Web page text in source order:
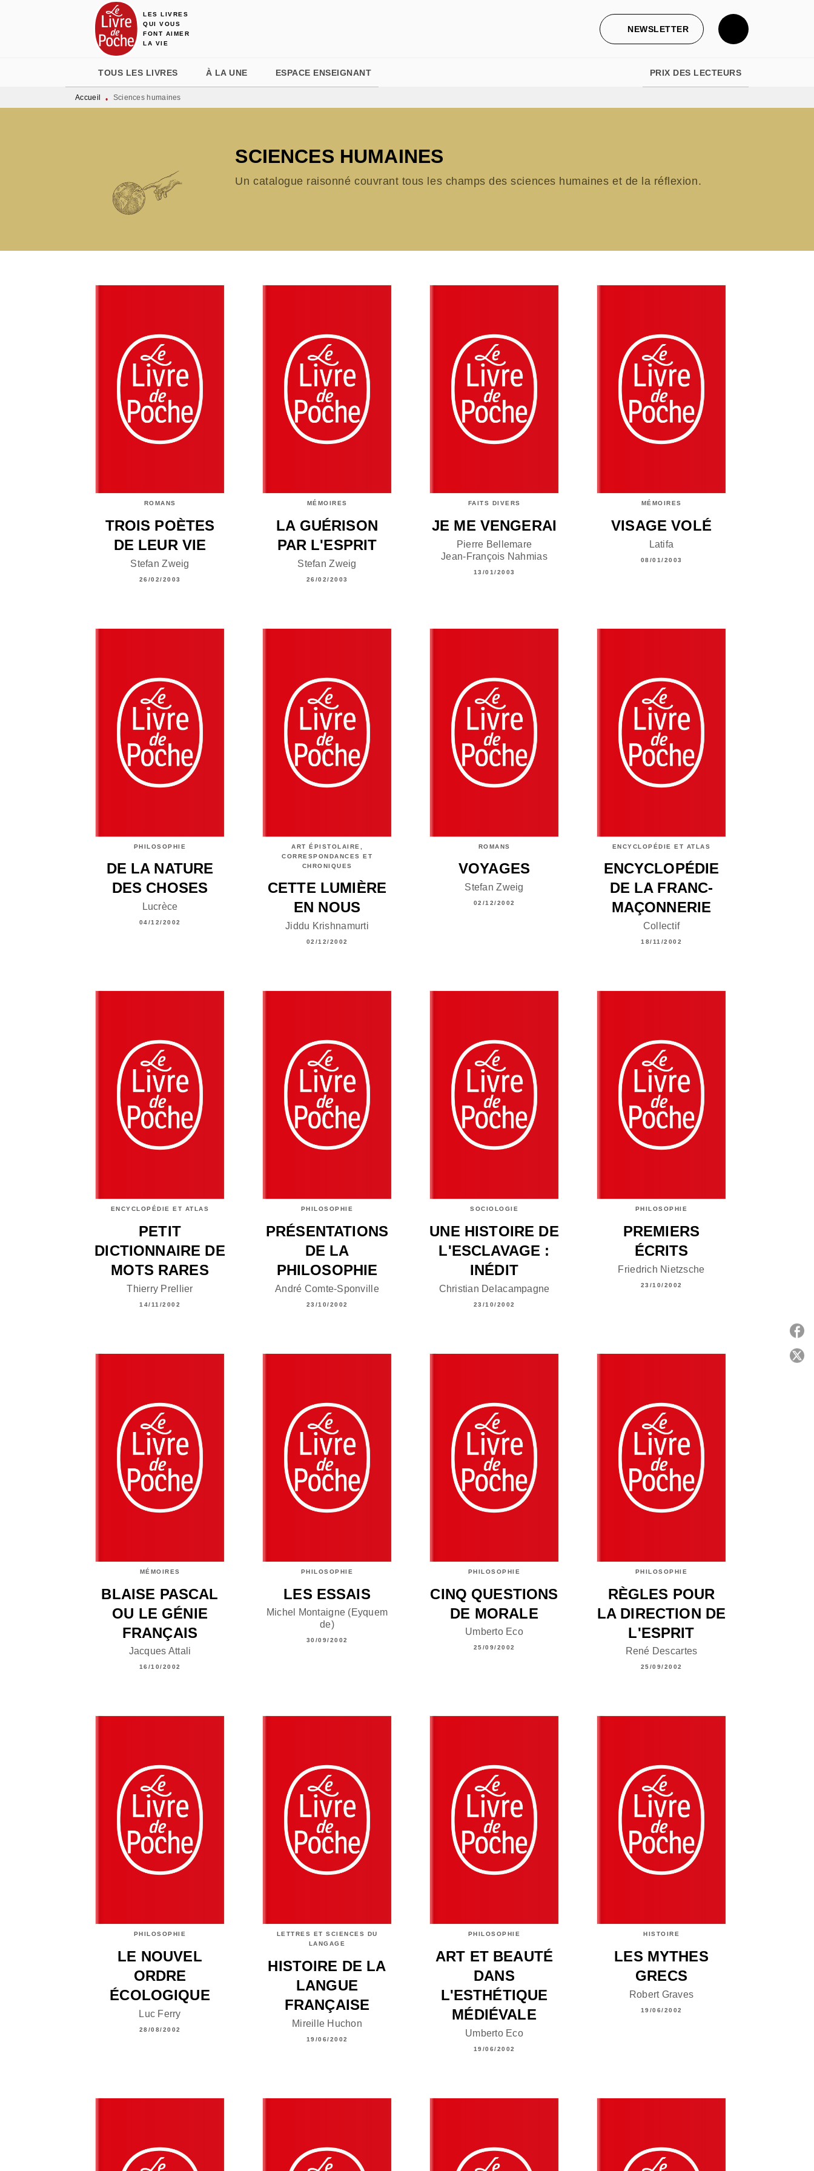
MENU RECHERCHE
LES LIVRES
QUI VOUS
FONT AIMER
LA VIE
NEWSLETTER
TOUS LES LIVRES À LA UNE ESPACE ENSEIGNANT PRIX DES LECTEURS
Accueil • Sciences humaines
SCIENCES HUMAINES
Un catalogue raisonné couvrant tous les champs des sciences humaines et de la réflexion.
ROMANS
TROIS POÈTES
DE LEUR VIE
Stefan Zweig
26/02/2003
MÉMOIRES
LA GUÉRISON
PAR L'ESPRIT
Stefan Zweig
26/02/2003
FAITS DIVERS
JE ME VENGERAI
Pierre Bellemare
Jean-François Nahmias
13/01/2003
MÉMOIRES
VISAGE VOLÉ
Latifa
08/01/2003
PHILOSOPHIE
DE LA NATURE
DES CHOSES
Lucrèce
04/12/2002
ART ÉPISTOLAIRE,
CORRESPONDANCES ET
CHRONIQUES
CETTE LUMIÈRE
EN NOUS
Jiddu Krishnamurti
02/12/2002
ROMANS
VOYAGES
Stefan Zweig
02/12/2002
ENCYCLOPÉDIE ET ATLAS
ENCYCLOPÉDIE
DE LA FRANC-
MAÇONNERIE
Collectif
18/11/2002
ENCYCLOPÉDIE ET ATLAS
PETIT
DICTIONNAIRE DE
MOTS RARES
Thierry Prellier
14/11/2002
PHILOSOPHIE
PRÉSENTATIONS
DE LA
PHILOSOPHIE
André Comte-Sponville
23/10/2002
SOCIOLOGIE
UNE HISTOIRE DE
L'ESCLAVAGE :
INÉDIT
Christian Delacampagne
23/10/2002
PHILOSOPHIE
PREMIERS
ÉCRITS
Friedrich Nietzsche
23/10/2002
MÉMOIRES
BLAISE PASCAL
OU LE GÉNIE
FRANÇAIS
Jacques Attali
16/10/2002
PHILOSOPHIE
LES ESSAIS
Michel Montaigne (Eyquem
de)
30/09/2002
PHILOSOPHIE
CINQ QUESTIONS
DE MORALE
Umberto Eco
25/09/2002
PHILOSOPHIE
RÈGLES POUR
LA DIRECTION DE
L'ESPRIT
René Descartes
25/09/2002
PHILOSOPHIE
LE NOUVEL
ORDRE
ÉCOLOGIQUE
Luc Ferry
28/08/2002
LETTRES ET SCIENCES DU
LANGAGE
HISTOIRE DE LA
LANGUE
FRANÇAISE
Mireille Huchon
19/06/2002
PHILOSOPHIE
ART ET BEAUTÉ
DANS
L'ESTHÉTIQUE
MÉDIÉVALE
Umberto Eco
19/06/2002
HISTOIRE
LES MYTHES
GRECS
Robert Graves
19/06/2002